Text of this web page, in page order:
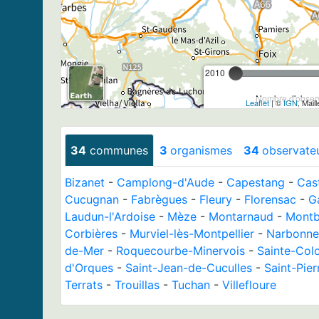
2010
Nombre
Leaflet| ©IGN,
34 communes 3 organismes 34
Bizanet - Camplong-d'Aude - Capestang -
Cucugnan - Fabrègues - Fleury - Florensac -
Laudun-l'Ardoise - Mèze - Montarnaud -
Corbières - Murviel-lès-Montpellier - Narbonne
de-Mer - Roquecourbe-Minervois - Sainte-
d'Orques - Saint-Jean-de-Cuculles - Saint-
Terrats - Trouillas - Tuchan - Villefloure